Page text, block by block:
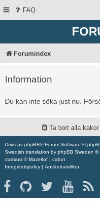
FAQ
Forumindex
Information
Du kan inte söka just nu.
Ta bort alla kakor
Drivs av phpBB® Forum Software ©
Swedish translation by phpBB Sweden ©
damaïo ©Mazeltof | cabot
Integritetspolicy | Användarvillkor